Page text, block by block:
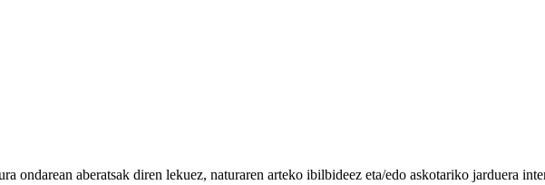
ondarean aberatsak diren lekuez, naturaren arteko ibilbideez eta/edo askotariko jarduera